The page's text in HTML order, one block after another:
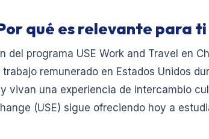
qué es relevante para ti
del programa USE Work and Travel en
remunerado en Estados Unidos
vivan una experiencia de intercambio
(USE) sigue ofreciendo hoy a